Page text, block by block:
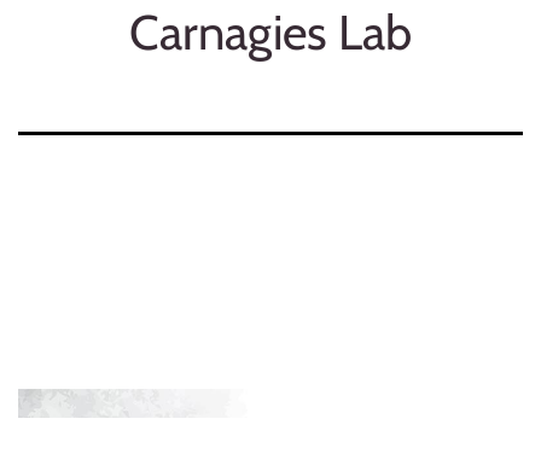
Carnagies Lab
unterstützen?
Kontakt aufnehmen